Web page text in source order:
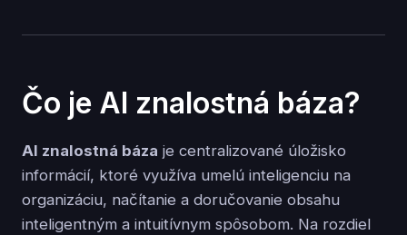
Čo je AI znalostná báza?
AI znalostná báza je centralizované úložisko
informácií, ktoré využíva umelú inteligenciu na
organizáciu, načítanie a doručovanie obsahu
inteligentným a intuitívnym spôsobom. Na rozdiel